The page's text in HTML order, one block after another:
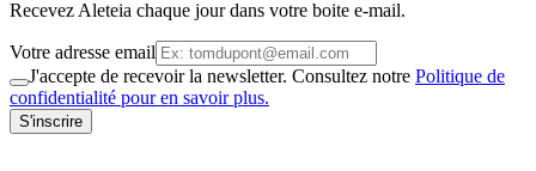
Recevez Aleteia chaque jour dans votre boite e-mail.
Votre adresse email
J'accepte de recevoir la newsletter. Consultez notre Politique de
confidentialité pour en savoir plus.
S'inscrire